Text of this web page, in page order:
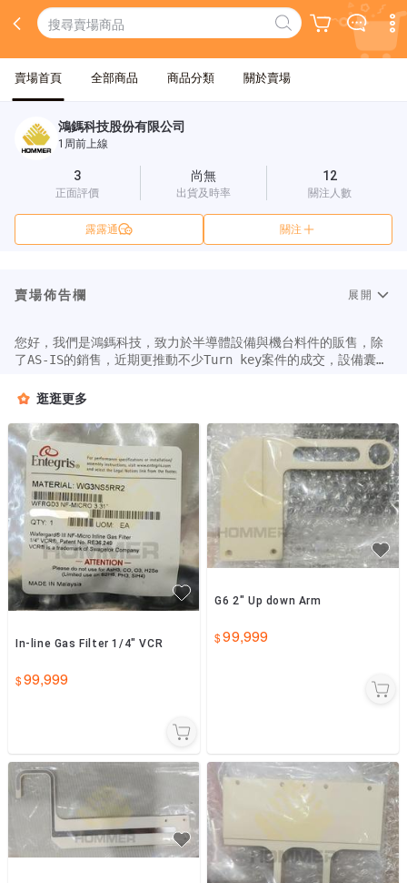
賣場首頁 全部商品 商品分類 關於賣場
鴻鎷科技股份有限公司
1周前上線
3
正面評價
尚無
出貨及時率
12
關注人數
露露通 關注
賣場佈告欄 展開
您好，我們是鴻鎷科技，致力於半導體設備與機台料件的販售，除
了AS-IS的銷售，近期更推動不少Turn key案件的成交，設備囊括
Disco、RVSI、LAM、MKS、KLA、Nikon、Trion、Horiba、TEL…
chiller、generator，若您有任何需求，歡迎與鴻鎷聯繫，將有
逛逛更多
In-line Gas Filter 1/4" VCR
99,999
G6 2" Up down Arm
99,999